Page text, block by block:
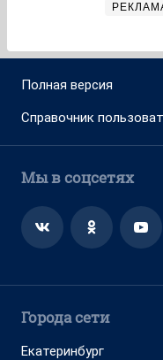
Полная версия
Справочник
Мы в соцсетях
Города сети
Екатеринбург